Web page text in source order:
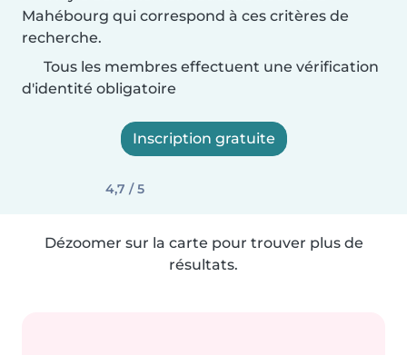
Mahébourg qui correspond à ces critères de
recherche.
Tous les membres effectuent une vérification
d'identité obligatoire
Inscription gratuite
4,7 / 5
Dézoomer sur la carte pour trouver plus de
résultats.